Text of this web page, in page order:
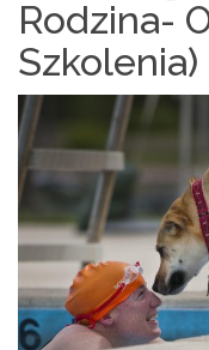
Rodzina-
Szkolenia)